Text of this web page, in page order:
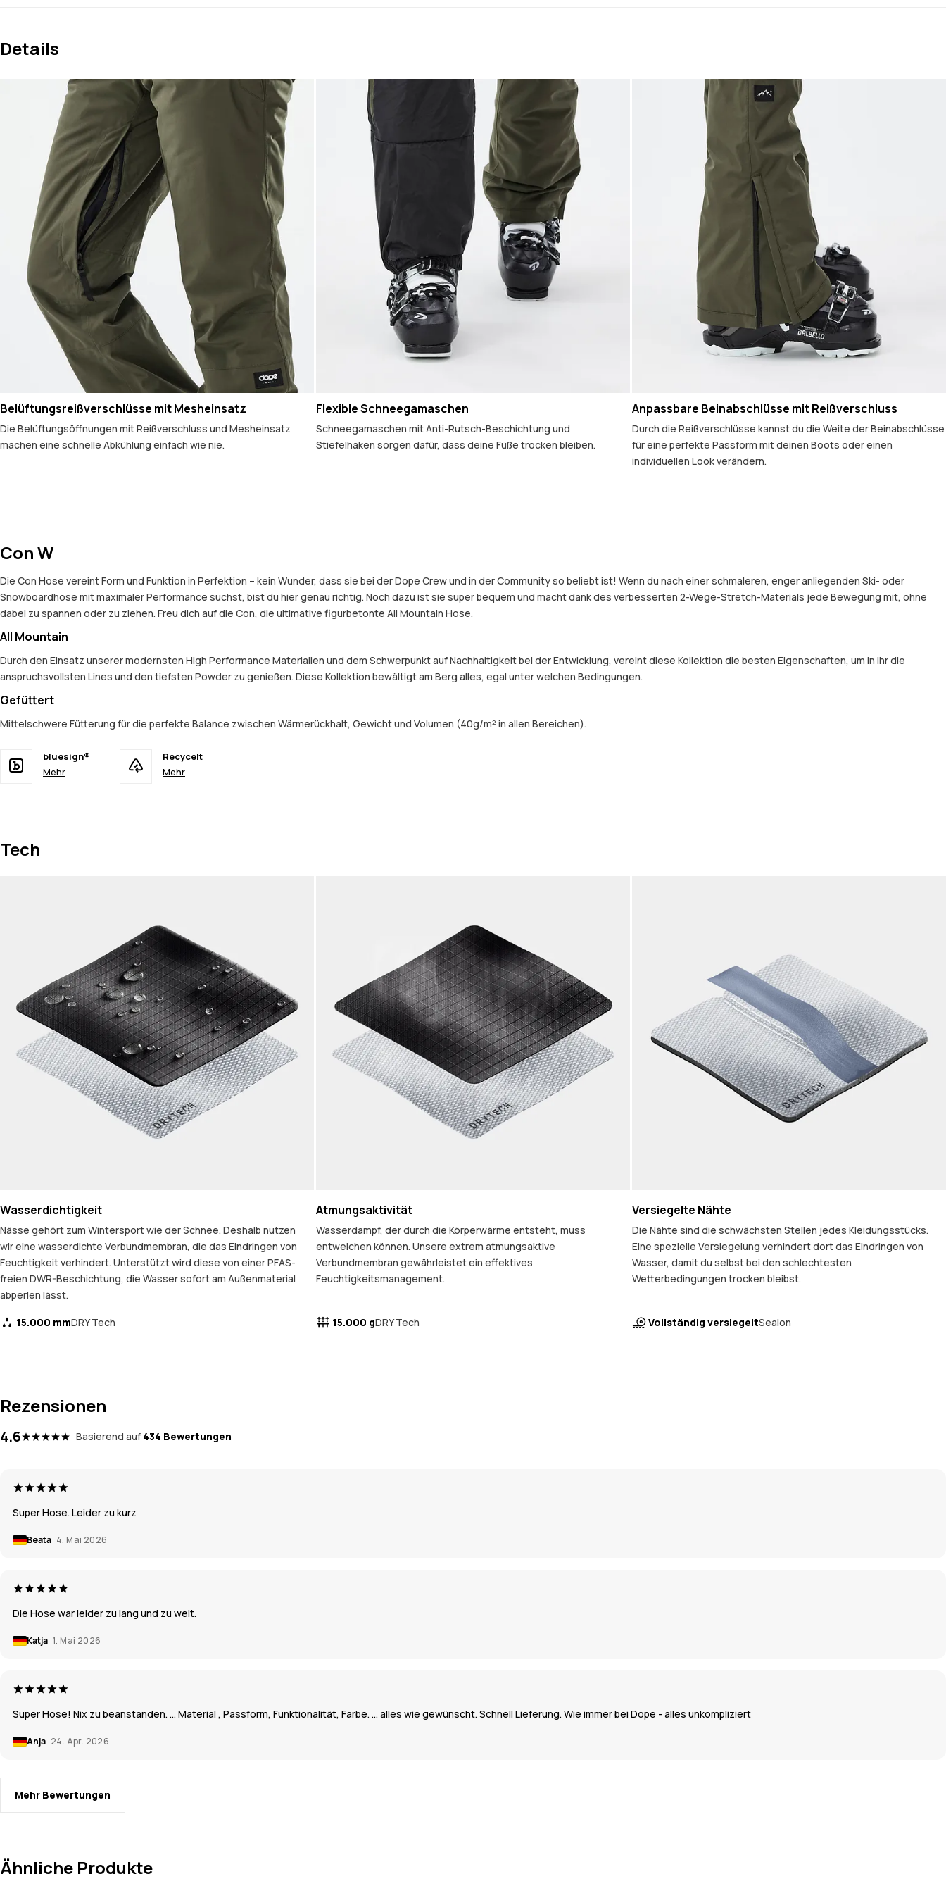
Details
Belüftungsreißverschlüsse mit Mesheinsatz
Die Belüftungsöffnungen mit Reißverschluss und Mesheinsatz
machen eine schnelle Abkühlung einfach wie nie.
Flexible Schneegamaschen
Schneegamaschen mit Anti-Rutsch-Beschichtung und
Stiefelhaken sorgen dafür, dass deine Füße trocken bleiben.
Anpassbare Beinabschlüsse mit Reißverschluss
Durch die Reißverschlüsse kannst du die Weite der Beinabschlüsse
für eine perfekte Passform mit deinen Boots oder einen
individuellen Look verändern.
Con W
Die Con Hose vereint Form und Funktion in Perfektion – kein Wunder, dass sie bei der Dope Crew und in der Community so beliebt ist! Wenn du nach einer schmaleren, enger anliegenden Ski- oder
Snowboardhose mit maximaler Performance suchst, bist du hier genau richtig. Noch dazu ist sie super bequem und macht dank des verbesserten 2-Wege-Stretch-Materials jede Bewegung mit, ohne
dabei zu spannen oder zu ziehen. Freu dich auf die Con, die ultimative figurbetonte All Mountain Hose.
All Mountain
Durch den Einsatz unserer modernsten High Performance Materialien und dem Schwerpunkt auf Nachhaltigkeit bei der Entwicklung, vereint diese Kollektion die besten Eigenschaften, um in ihr die
anspruchsvollsten Lines und den tiefsten Powder zu genießen. Diese Kollektion bewältigt am Berg alles, egal unter welchen Bedingungen.
Gefüttert
Mittelschwere Fütterung für die perfekte Balance zwischen Wärmerückhalt, Gewicht und Volumen (40g/m² in allen Bereichen).
bluesign®
Mehr
Recycelt
Mehr
Tech
Wasserdichtigkeit
Nässe gehört zum Wintersport wie der Schnee. Deshalb nutzen
wir eine wasserdichte Verbundmembran, die das Eindringen von
Feuchtigkeit verhindert. Unterstützt wird diese von einer PFAS-
freien DWR-Beschichtung, die Wasser sofort am Außenmaterial
abperlen lässt.
15.000 mmDRY Tech
Atmungsaktivität
Wasserdampf, der durch die Körperwärme entsteht, muss
entweichen können. Unsere extrem atmungsaktive
Verbundmembran gewährleistet ein effektives
Feuchtigkeitsmanagement.
15.000 gDRY Tech
Versiegelte Nähte
Die Nähte sind die schwächsten Stellen jedes Kleidungsstücks.
Eine spezielle Versiegelung verhindert dort das Eindringen von
Wasser, damit du selbst bei den schlechtesten
Wetterbedingungen trocken bleibst.
Vollständig versiegeltSealon
Rezensionen
4.6 Basierend auf 434 Bewertungen
Super Hose. Leider zu kurz
Beata 4. Mai 2026
Die Hose war leider zu lang und zu weit.
Katja 1. Mai 2026
Super Hose! Nix zu beanstanden. … Material , Passform, Funktionalität, Farbe. … alles wie gewünscht. Schnell Lieferung. Wie immer bei Dope - alles unkompliziert
Anja 24. Apr. 2026
Mehr Bewertungen
Ähnliche Produkte